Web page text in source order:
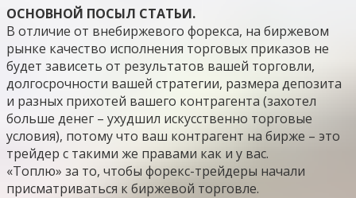
ОСНОВНОЙ ПОСЫЛ СТАТЬИ.
В отличие от внебиржевого форекса, на биржевом
рынке качество исполнения торговых приказов не
будет зависеть от результатов вашей торговли,
долгосрочности вашей стратегии, размера депозита
и разных прихотей вашего контрагента (захотел
больше денег – ухудшил искусственно торговые
условия), потому что ваш контрагент на бирже – это
трейдер с такими же правами как и у вас.
«Топлю» за то, чтобы форекс-трейдеры начали
присматриваться к биржевой торговле.